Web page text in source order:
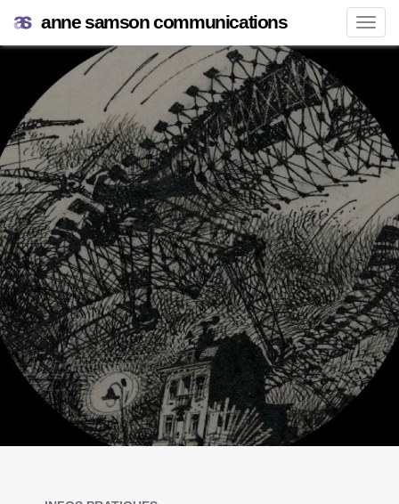
anne samson communications